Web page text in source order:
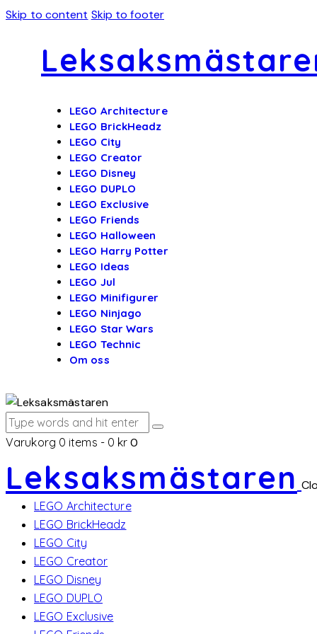
Skip to content Skip to footer
LEGO Architecture
LEGO BrickHeadz
LEGO City
LEGO Creator
LEGO Disney
LEGO DUPLO
LEGO Exclusive
LEGO Friends
LEGO Halloween
LEGO Harry Potter
LEGO Ideas
LEGO Jul
LEGO Minifigurer
LEGO Ninjago
LEGO Star Wars
LEGO Technic
Om oss
Varukorg 0 items - 0 kr 0
Leksaksmästaren
LEGO Architecture
LEGO BrickHeadz
LEGO City
LEGO Creator
LEGO Disney
LEGO DUPLO
LEGO Exclusive